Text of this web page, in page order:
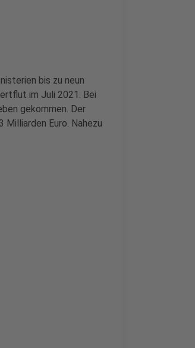
bis zu neun
im Juli 2021. Bei
gekommen. Der
Milliarden Euro. Nahezu